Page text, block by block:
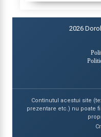
2026
Continutul acestui site
prezentare etc.) nu poate